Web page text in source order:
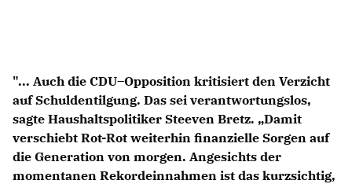
Kleine Anfragen
CDU Deutschland
CDU Fraktion im Brandenburger Landtag
CDU Brandenburg
"... Auch die CDU–Opposition kritisiert den Verzicht
auf Schuldentilgung. Das sei verantwortungslos,
sagte Haushaltspolitiker Steeven Bretz. „Damit
verschiebt Rot-Rot weiterhin finanzielle Sorgen auf
die Generation von morgen. Angesichts der
momentanen Rekordeinnahmen ist das kurzsichtig,